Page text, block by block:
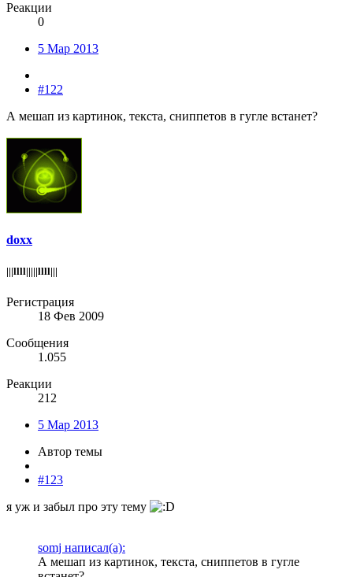
Реакции
0
5 Мар 2013
#122
А мешап из картинок, текста, сниппетов в гугле встанет?
doxx
|||llll|||||llll|||
Регистрация
18 Фев 2009
Сообщения
1.055
Реакции
212
5 Мар 2013
Автор темы
#123
я уж и забыл про эту тему
somj написал(а):
А мешап из картинок, текста, сниппетов в гугле